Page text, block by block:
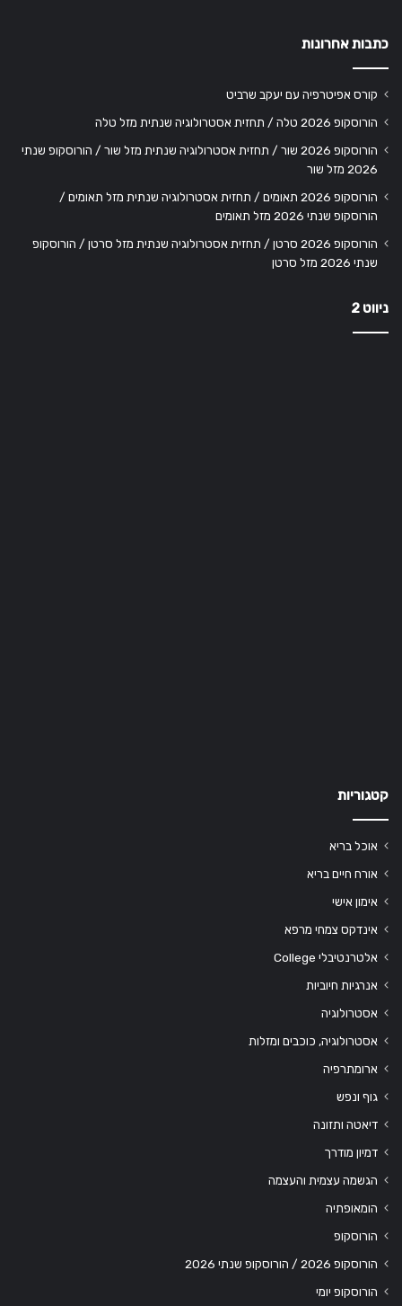
כתבות אחרונות
קורס אפיטרפיה עם יעקב שרביט
הורוסקופ 2026 טלה / תחזית אסטרולוגיה שנתית מזל טלה
הורוסקופ 2026 שור / תחזית אסטרולוגיה שנתית מזל שור / הורוסקופ שנתי
2026 מזל שור
הורוסקופ 2026 תאומים / תחזית אסטרולוגיה שנתית מזל תאומים /
הורוסקופ שנתי 2026 מזל תאומים
הורוסקופ 2026 סרטן / תחזית אסטרולוגיה שנתית מזל סרטן / הורוסקופ
שנתי 2026 מזל סרטן
ניווט 2
קטגוריות
אוכל בריא
אורח חיים בריא
אימון אישי
אינדקס צמחי מרפא
אלטרנטיבלי College
אנרגיות חיוביות
אסטרולוגיה
אסטרולוגיה, כוכבים ומזלות
ארומתרפיה
גוף ונפש
דיאטה ותזונה
דמיון מודרך
הגשמה עצמית והעצמה
הומאופתיה
הורוסקופ
הורוסקופ 2026 / הורוסקופ שנתי 2026
הורוסקופ יומי